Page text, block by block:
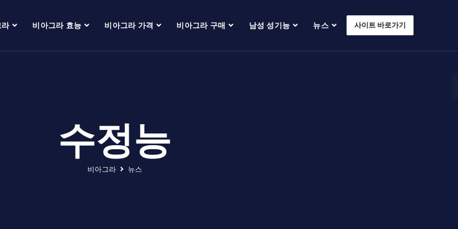
비아그라 효능 비아그라 가격 비아그라 구매 남성 성기능 뉴스 사이트 바로가기
수정능
비아그라 뉴스